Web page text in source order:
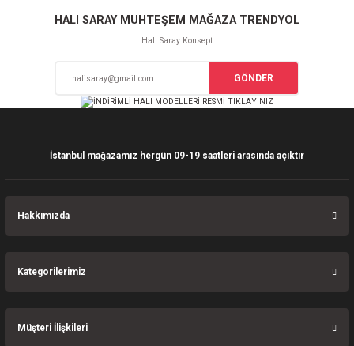
Ürün resmi kalitesiz, bozuk veya görüntülenemiyor.
Ürün açıklamasında eksik bilgiler bulunuyor.
Bu ürüne benzer farklı alternatifler olmalı.
Sitemize ilk yorumu siz yapın!
HALI SARAY MUHTEŞEM MAĞAZA TRENDYOL
Halı Saray Konsept
GÖNDER
İstanbul mağazamız hergün 09-19 saatleri arasında açıktır
Hakkımızda
Kategorilerimiz
Müşteri İlişkileri